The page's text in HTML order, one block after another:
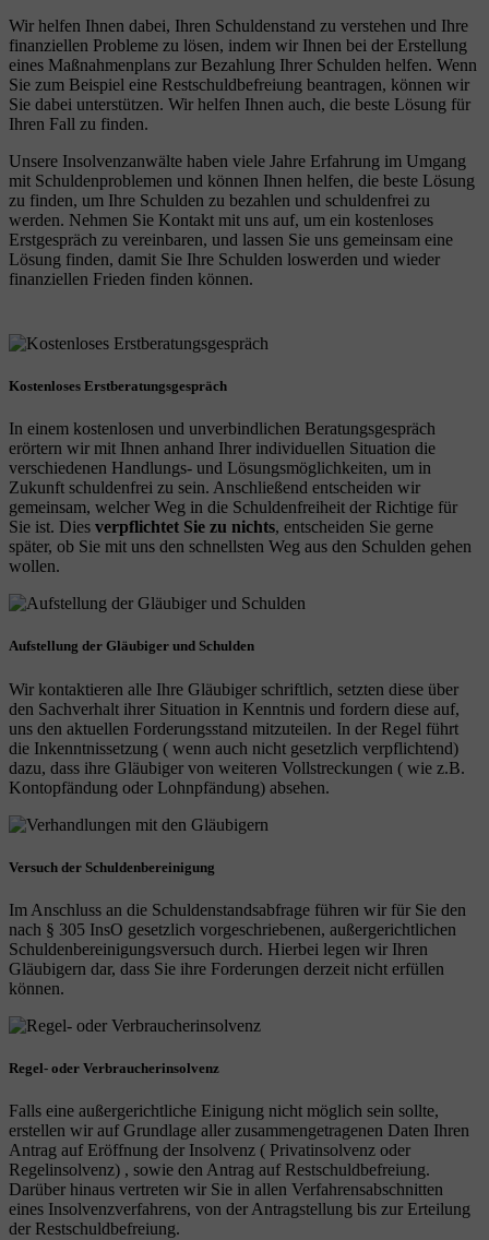
Wir helfen Ihnen dabei, Ihren Schuldenstand zu verstehen und Ihre
finanziellen Probleme zu lösen, indem wir Ihnen bei der Erstellung
eines Maßnahmenplans zur Bezahlung Ihrer Schulden helfen. Wenn
Sie zum Beispiel eine Restschuldbefreiung beantragen, können wir
Sie dabei unterstützen. Wir helfen Ihnen auch, die beste Lösung für
Ihren Fall zu finden.
Unsere Insolvenzanwälte haben viele Jahre Erfahrung im Umgang
mit Schuldenproblemen und können Ihnen helfen, die beste Lösung
zu finden, um Ihre Schulden zu bezahlen und schuldenfrei zu
werden. Nehmen Sie Kontakt mit uns auf, um ein kostenloses
Erstgespräch zu vereinbaren, und lassen Sie uns gemeinsam eine
Lösung finden, damit Sie Ihre Schulden loswerden und wieder
finanziellen Frieden finden können.
Kostenloses Erstberatungsgespräch
In einem kostenlosen und unverbindlichen Beratungsgespräch
erörtern wir mit Ihnen anhand Ihrer individuellen Situation die
verschiedenen Handlungs- und Lösungsmöglichkeiten, um in
Zukunft schuldenfrei zu sein. Anschließend entscheiden wir
gemeinsam, welcher Weg in die Schuldenfreiheit der Richtige für
Sie ist. Dies verpflichtet Sie zu nichts, entscheiden Sie gerne
später, ob Sie mit uns den schnellsten Weg aus den Schulden gehen
wollen.
Aufstellung der Gläubiger und Schulden
Wir kontaktieren alle Ihre Gläubiger schriftlich, setzten diese über
den Sachverhalt ihrer Situation in Kenntnis und fordern diese auf,
uns den aktuellen Forderungsstand mitzuteilen. In der Regel führt
die Inkenntnissetzung ( wenn auch nicht gesetzlich verpflichtend)
dazu, dass ihre Gläubiger von weiteren Vollstreckungen ( wie z.B.
Kontopfändung oder Lohnpfändung) absehen.
Versuch der Schuldenbereinigung
Im Anschluss an die Schuldenstandsabfrage führen wir für Sie den
nach § 305 InsO gesetzlich vorgeschriebenen, außergerichtlichen
Schuldenbereinigungsversuch durch. Hierbei legen wir Ihren
Gläubigern dar, dass Sie ihre Forderungen derzeit nicht erfüllen
können.
Regel- oder Verbraucherinsolvenz
Falls eine außergerichtliche Einigung nicht möglich sein sollte,
erstellen wir auf Grundlage aller zusammengetragenen Daten Ihren
Antrag auf Eröffnung der Insolvenz ( Privatinsolvenz oder
Regelinsolvenz) , sowie den Antrag auf Restschuldbefreiung.
Darüber hinaus vertreten wir Sie in allen Verfahrensabschnitten
eines Insolvenzverfahrens, von der Antragstellung bis zur Erteilung
der Restschuldbefreiung.